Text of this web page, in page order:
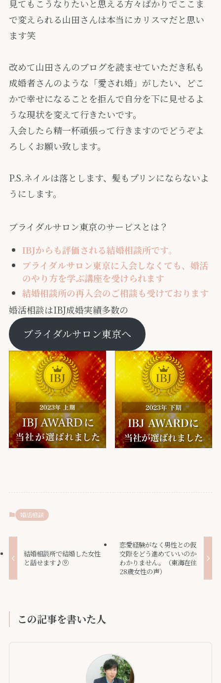
見てもこうなりたいと思える方々ばかりでここま
で変えられる山田さんは本当にカリスマだと思い
ます笑
改めて山田さんのブログを読ませていただき私も
成婚者さんのような「愛され婚」がしたい、どこ
かで幸せになることを拒んで自分を下に見せるよ
うな現状を変えて行きたいです。
入会したら精一杯頑張って行きますのでどうぞよ
ろしくお願い致します。
P.S.ネイルは落とします、髪もプリンにならないよ
うにします。
ブライダルサロン東京のサービスとは？
IBJからも評価される結婚相談所です。
ブライダルサロン東京に入会しなくても、婚活
のやり方を学ぶ講座を受けられます
結婚相談所の再入会のご相談も受けております
婚活相談はIBJ成婚実績多数の
ブライダルサロン東京へ
婚活相談
結婚相談所で結婚した女性
と話せます♪⑨
恋愛経験がなく男性との仮
交際をどう進めていいのか
わかりません。（東海在住
28歳女性の声）
この記事を書いた人